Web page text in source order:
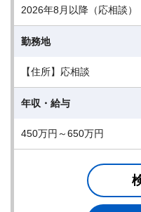
2026年8月以降（応相談）
勤務地
【住所】応相談
年収・給与
450万円～650万円